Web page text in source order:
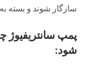
سازگار شوند و بسته
شود: